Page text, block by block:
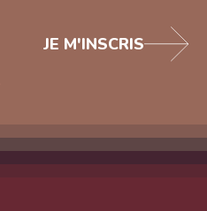
JE M'INSCRIS